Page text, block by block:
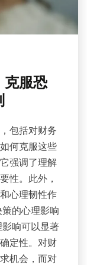
克服恐
包括对财务
何克服这些
强调了理解
性。此外，
心理韧性作
的心理影响
响可以显著
定性。对财
机会，而对